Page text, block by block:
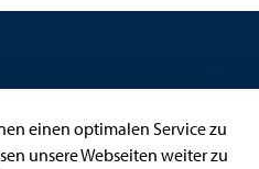
einen optimalen Service zu
unsere Webseiten weiter zu